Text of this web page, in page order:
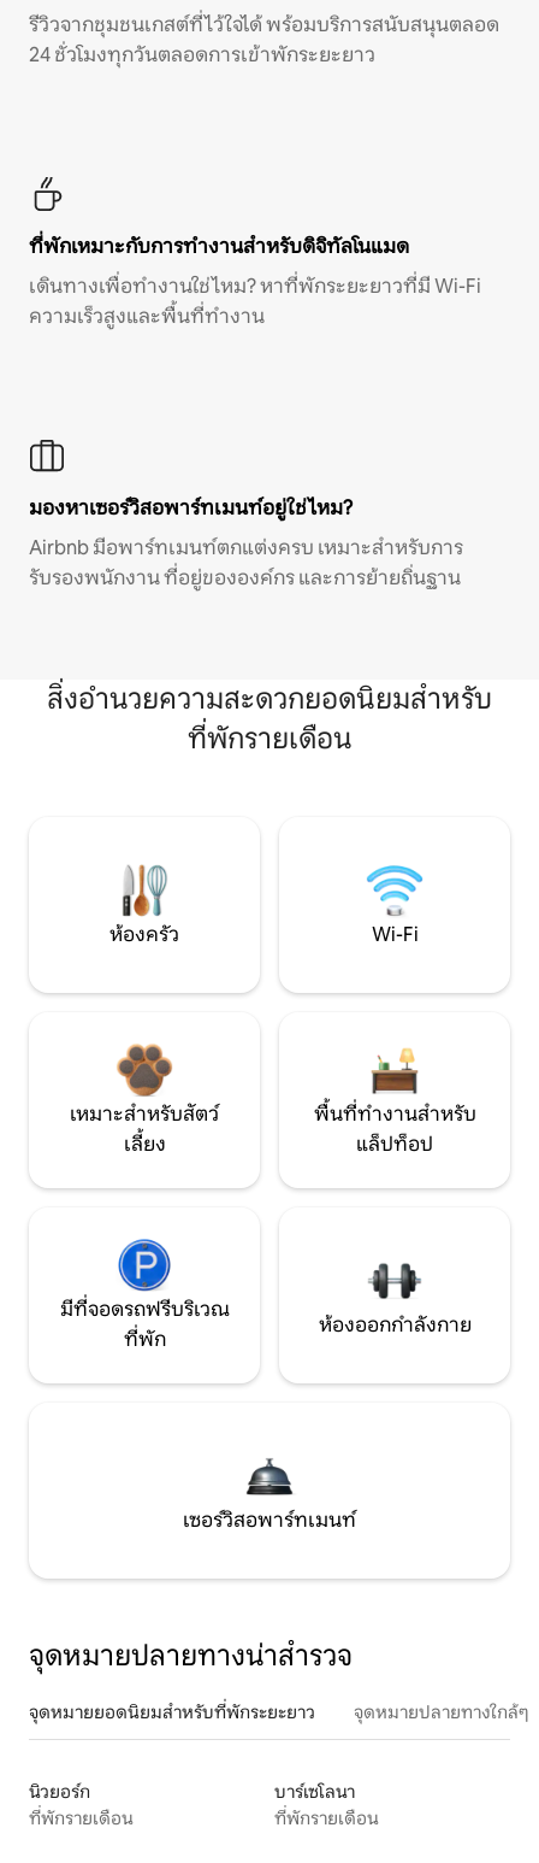
รีวิวจากชุมชนเกสต์ที่ไว้ใจได้ พร้อมบริการสนับสนุนตลอด
24 ชั่วโมงทุกวันตลอดการเข้าพักระยะยาว
ที่พักเหมาะกับการทำงานสำหรับดิจิทัลโนแมด
เดินทางเพื่อทำงานใช่ไหม? หาที่พักระยะยาวที่มี Wi-Fi
ความเร็วสูงและพื้นที่ทำงาน
มองหาเซอร์วิสอพาร์ทเมนท์อยู่ใช่ไหม?
Airbnb มีอพาร์ทเมนท์ตกแต่งครบ เหมาะสำหรับการ
รับรองพนักงาน ที่อยู่ขององค์กร และการย้ายถิ่นฐาน
สิ่งอำนวยความสะดวกยอดนิยมสำหรับ
ที่พักรายเดือน
ห้องครัว Wi-Fi
เหมาะสำหรับสัตว์
เลี้ยง
พื้นที่ทำงานสำหรับ
แล็ปท็อป
มีที่จอดรถฟรีบริเวณ
ที่พัก
ห้องออกกำลังกาย
เซอร์วิสอพาร์ทเมนท์
จุดหมายปลายทางน่าสำรวจ
จุดหมายยอดนิยมสำหรับที่พักระยะยาว จุดหมายปลายทางใกล้ๆ
นิวยอร์ก
ที่พักรายเดือน
บาร์เซโลนา
ที่พักรายเดือน